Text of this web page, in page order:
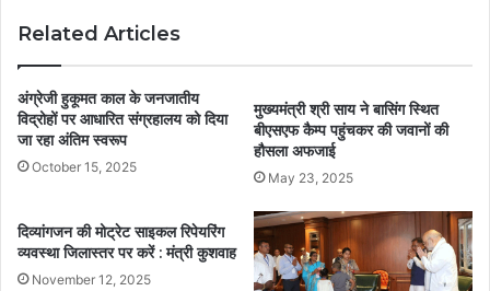
Related Articles
अंग्रेजी हुकूमत काल के जनजातीय
विद्रोहों पर आधारित संग्रहालय को दिया
जा रहा अंतिम स्वरूप
October 15, 2025
मुख्यमंत्री श्री साय ने बासिंग स्थित
बीएसएफ कैम्प पहुंचकर की जवानों की
हौसला अफजाई
May 23, 2025
दिव्यांगजन की मोट्रेट साइकल रिपेयरिंग
व्यवस्था जिलास्तर पर करें : मंत्री कुशवाह
November 12, 2025